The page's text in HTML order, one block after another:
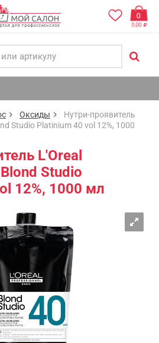
0
0,00
Оксиды
Нутри-проявитель
Studio Platinium 40 vol 12%, 1000
L'Oreal
Studio
12%, 1000 мл